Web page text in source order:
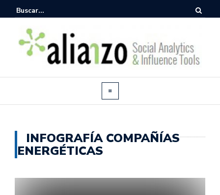
INFOGRAFÍA COMPAÑÍAS
ENERGÉTICAS